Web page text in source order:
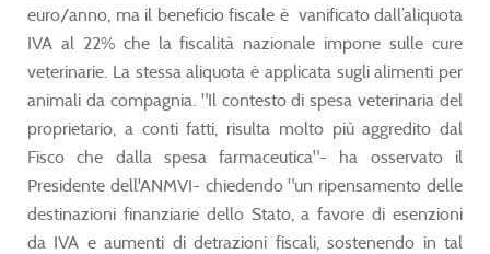
euro/anno, ma il beneficio fiscale è vanificato dall’aliquota
IVA al 22% che la fiscalità nazionale impone sulle cure
veterinarie. La stessa aliquota è applicata sugli alimenti per
animali da compagnia. "Il contesto di spesa veterinaria del
proprietario, a conti fatti, risulta molto più aggredito dal
Fisco che dalla spesa farmaceutica"- ha osservato il
Presidente dell'ANMVI- chiedendo "un ripensamento delle
destinazioni finanziarie dello Stato, a favore di esenzioni
da IVA e aumenti di detrazioni fiscali, sostenendo in tal